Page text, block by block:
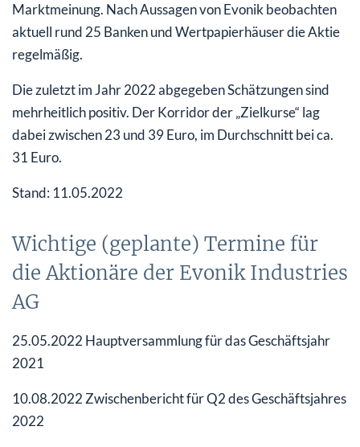
Marktmeinung. Nach Aussagen von Evonik beobachten
aktuell rund 25 Banken und Wertpapierhäuser die Aktie
regelmäßig.
Die zuletzt im Jahr 2022 abgegeben Schätzungen sind
mehrheitlich positiv. Der Korridor der „Zielkurse“ lag
dabei zwischen 23 und 39 Euro, im Durchschnitt bei ca.
31 Euro.
Stand: 11.05.2022
Wichtige (geplante) Termine für
die Aktionäre der Evonik Industries
AG
25.05.2022 Hauptversammlung für das Geschäftsjahr
2021
10.08.2022 Zwischenbericht für Q2 des Geschäftsjahres
2022